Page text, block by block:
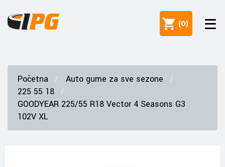
(0)
Početna
Auto gume za sve sezone
225 55 18
GOODYEAR 225/55 R18 Vector 4 Seasons G3
102V XL